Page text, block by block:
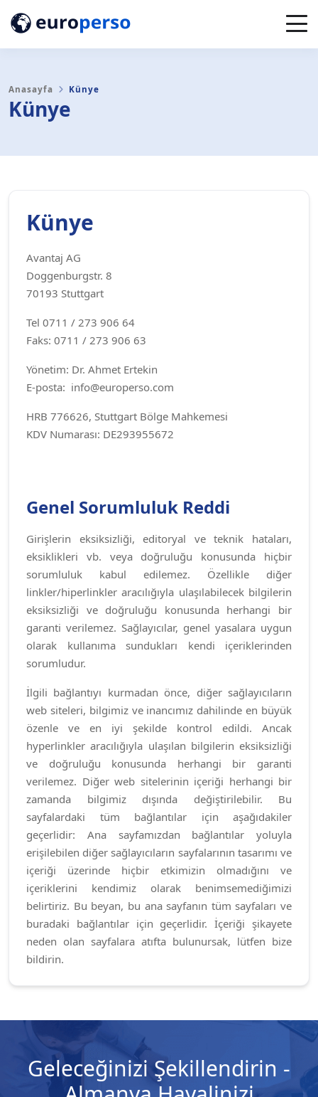
Künye
Anasayfa Künye
Künye
Avantaj AG
Doggenburgstr. 8
70193 Stuttgart
Tel 0711 / 273 906 64
Faks: 0711 / 273 906 63
Yönetim: Dr. Ahmet Ertekin
E-posta: info@europerso.com
HRB 776626, Stuttgart Bölge Mahkemesi
KDV Numarası: DE293955672
Genel Sorumluluk Reddi
Girişlerin eksiksizliği, editoryal ve teknik hataları,
eksiklikleri vb. veya doğruluğu konusunda hiçbir
sorumluluk kabul edilemez. Özellikle diğer
linkler/hiperlinkler aracılığıyla ulaşılabilecek bilgilerin
eksiksizliği ve doğruluğu konusunda herhangi bir
garanti verilemez. Sağlayıcılar, genel yasalara uygun
olarak kullanıma sundukları kendi içeriklerinden
sorumludur.
İlgili bağlantıyı kurmadan önce, diğer sağlayıcıların
web siteleri, bilgimiz ve inancımız dahilinde en büyük
özenle ve en iyi şekilde kontrol edildi. Ancak
hyperlinkler aracılığıyla ulaşılan bilgilerin eksiksizliği
ve doğruluğu konusunda herhangi bir garanti
verilemez. Diğer web sitelerinin içeriği herhangi bir
zamanda bilgimiz dışında değiştirilebilir. Bu
sayfalardaki tüm bağlantılar için aşağıdakiler
geçerlidir: Ana sayfamızdan bağlantılar yoluyla
erişilebilen diğer sağlayıcıların sayfalarının tasarımı ve
içeriği üzerinde hiçbir etkimizin olmadığını ve
içeriklerini kendimiz olarak benimsemediğimizi
belirtiriz. Bu beyan, bu ana sayfanın tüm sayfaları ve
buradaki bağlantılar için geçerlidir. İçeriği şikayete
neden olan sayfalara atıfta bulunursak, lütfen bize
bildirin.
Geleceğinizi Şekillendirin -